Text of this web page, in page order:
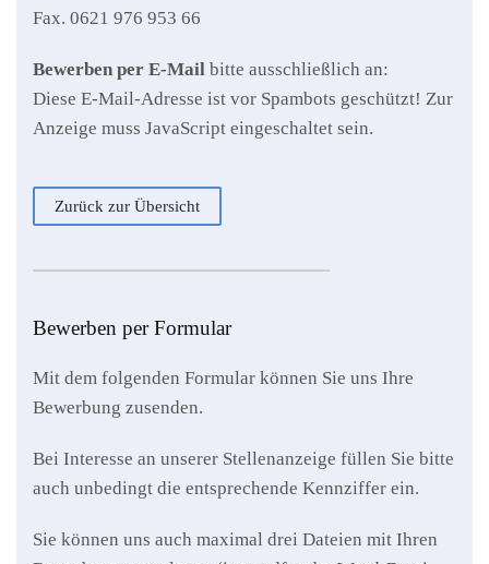
Fax. 0621 976 953 66
Bewerben per E-Mail bitte ausschließlich an:
Diese E-Mail-Adresse ist vor Spambots geschützt! Zur
Anzeige muss JavaScript eingeschaltet sein.
Zurück zur Übersicht
Bewerben per Formular
Mit dem folgenden Formular können Sie uns Ihre
Bewerbung zusenden.
Bei Interesse an unserer Stellenanzeige füllen Sie bitte
auch unbedingt die entsprechende Kennziffer ein.
Sie können uns auch maximal drei Dateien mit Ihren